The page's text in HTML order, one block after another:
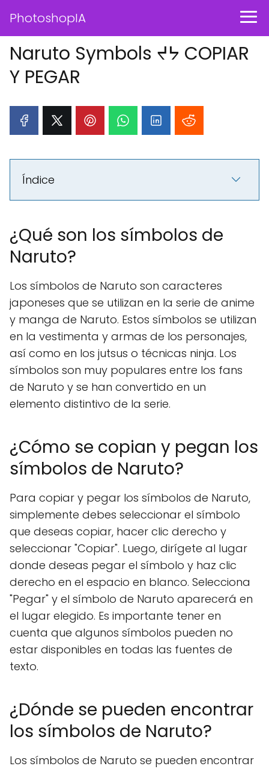
PhotoshopIA
Naruto Symbols ᔪᔭ COPIAR
Y PEGAR
Índice
¿Qué son los símbolos de
Naruto?
Los símbolos de Naruto son caracteres
japoneses que se utilizan en la serie de anime
y manga de Naruto. Estos símbolos se utilizan
en la vestimenta y armas de los personajes,
así como en los jutsus o técnicas ninja. Los
símbolos son muy populares entre los fans
de Naruto y se han convertido en un
elemento distintivo de la serie.
¿Cómo se copian y pegan los
símbolos de Naruto?
Para copiar y pegar los símbolos de Naruto,
simplemente debes seleccionar el símbolo
que deseas copiar, hacer clic derecho y
seleccionar "Copiar". Luego, dirígete al lugar
donde deseas pegar el símbolo y haz clic
derecho en el espacio en blanco. Selecciona
"Pegar" y el símbolo de Naruto aparecerá en
el lugar elegido. Es importante tener en
cuenta que algunos símbolos pueden no
estar disponibles en todas las fuentes de
texto.
¿Dónde se pueden encontrar
los símbolos de Naruto?
Los símbolos de Naruto se pueden encontrar